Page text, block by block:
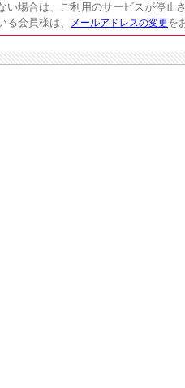
い場合は、ご利用のサービスが停止
る会員様は、
メールアドレスの変更を